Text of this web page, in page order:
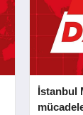
İstanbul